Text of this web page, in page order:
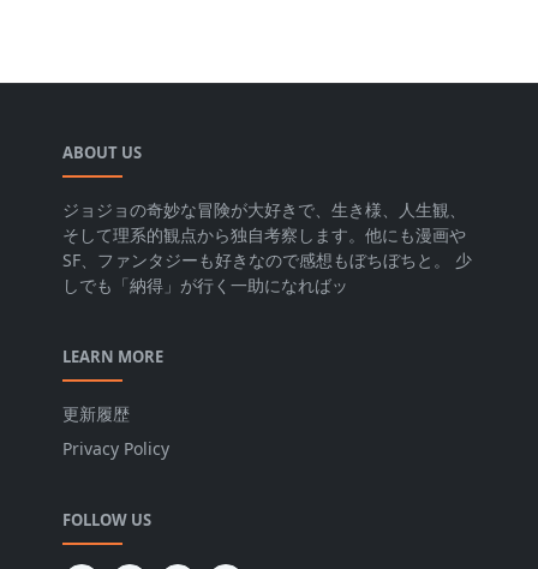
ABOUT US
ジョジョの奇妙な冒険が大好きで、生き様、人生観、
そして理系的観点から独自考察します。他にも漫画や
SF、ファンタジーも好きなので感想もぼちぼちと。 少
しでも「納得」が行く一助になればッ
LEARN MORE
更新履歴
Privacy Policy
FOLLOW US